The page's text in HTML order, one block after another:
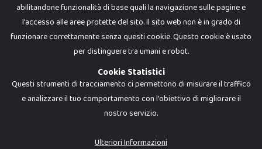
Dadi e Mattoncini è un brand di Giocabene Srl. Ogni riproduzione o utilizzo non
I prezzi e le promozioni pubblicate potrebbero differire da quanto esposto in
abilitandone funzionalità di base quali la navigazione sulle pagine e
l'accesso alle aree protette del sito. Il sito web non è in grado di
funzionare correttamente senza questi cookie. Questo cookie è usato
per distinguere tra umani e robot.
Cookie Statistici
Questi strumenti di tracciamento ci permettono di misurare il traffico
e analizzare il tuo comportamento con l'obiettivo di migliorare il
nostro servizio.
Ulteriori Informazioni